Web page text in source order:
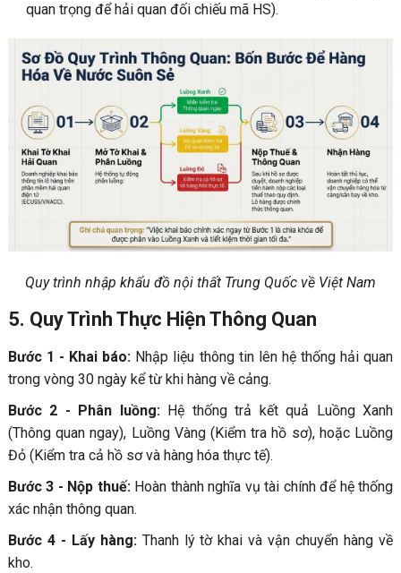
quan trọng để hải quan đối chiếu mã HS).
Quy trình nhập khẩu đồ nội thất Trung Quốc về Việt Nam
5. Quy Trình Thực Hiện Thông Quan
Bước 1 - Khai báo: Nhập liệu thông tin lên hệ thống hải quan
trong vòng 30 ngày kể từ khi hàng về cảng.
Bước 2 - Phân luồng:Hệ thống trả kết quả Luồng Xanh
(Thông quan ngay), Luồng Vàng (Kiểm tra hồ sơ), hoặc Luồng
Đỏ (Kiểm tra cả hồ sơ và hàng hóa thực tế).
Bước 3 - Nộp thuế:Hoàn thành nghĩa vụ tài chính để hệ thống
xác nhận thông quan.
Bước 4 - Lấy hàng:Thanh lý tờ khai và vận chuyển hàng về
kho.